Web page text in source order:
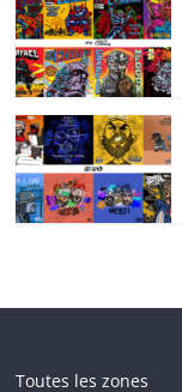
Toutes les zones